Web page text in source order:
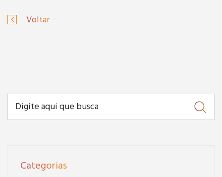
Voltar
Categorias